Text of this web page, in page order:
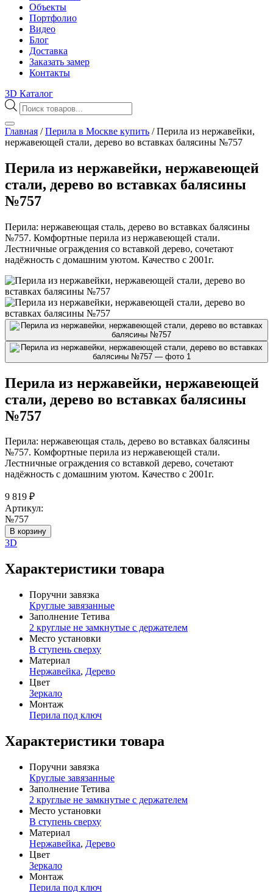
Объекты
Портфолио
Видео
Блог
Доставка
Заказать замер
Контакты
3D Каталог
Поиск
товаров
Главная /Перила в Москве купить /Перила из нержавейки,
нержавеющей стали, дерево во вставках балясины №757
Перила из нержавейки, нержавеющей
стали, дерево во вставках балясины
№757
Перила: нержавеющая сталь, дерево во вставках балясины
№757. Комфортные перила из нержавеющей стали.
Лестничные ограждения со вставкой дерево, сочетают
надёжность с домашним уютом. Качество с 2001г.
Перила из нержавейки, нержавеющей
стали, дерево во вставках балясины
№757
Перила: нержавеющая сталь, дерево во вставках балясины
№757. Комфортные перила из нержавеющей стали.
Лестничные ограждения со вставкой дерево, сочетают
надёжность с домашним уютом. Качество с 2001г.
9 819 ₽
Артикул:
№757
В корзину
3D
Характеристики товара
Поручни завязка
Круглые завязанные
Заполнение Тетива
2 круглые не замкнутые с держателем
Место установки
В ступень сверху
Материал
Нержавейка, Дерево
Цвет
Зеркало
Монтаж
Перила под ключ
Характеристики товара
Поручни завязка
Круглые завязанные
Заполнение Тетива
2 круглые не замкнутые с держателем
Место установки
В ступень сверху
Материал
Нержавейка, Дерево
Цвет
Зеркало
Монтаж
Перила под ключ